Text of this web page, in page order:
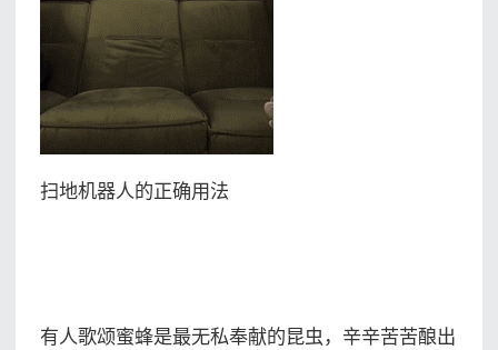
扫地机器人的正确用法
有人歌颂蜜蜂是最无私奉献的昆虫，辛辛苦苦酿出